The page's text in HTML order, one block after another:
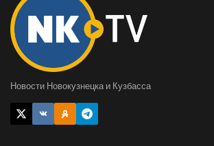
Новости Новокузнецка и Кузбасса